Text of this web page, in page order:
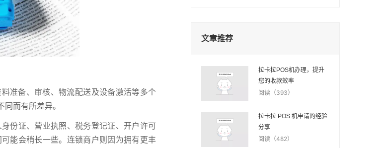
准备、审核、物流配送及设备激活等多个
而有所差异。
份证、营业执照、税务登记证、开户许可
能会稍长一些。连锁商户则因为拥有更丰
文章推荐
拉卡拉POS机办理，提升
您的收款效率
阅读（393）
拉卡拉 POS 机申请的经验
分享
阅读（482）